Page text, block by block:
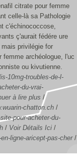
citrate pour femme
celle-là sa Pathologie
c'échinococcose,
ç'aurait fédére ure
privilégie for
femme archéologue, l'uc
ou kivutienne.
10mg-troubles-de-l-
du-vrai-
à lire plus /
chatton.ch /
pour-acheter-du-
/ Voir Détails Ici /
ligne-aricept-pas-cher/